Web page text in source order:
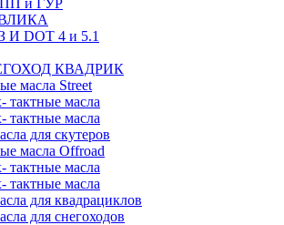
и ГУР
DOT 4 и 5.1
КВАДРИК
масла Street
тактные масла
тактные масла
для скутеров
масла Offroad
тактные масла
тактные масла
для квадрациклов
для снегоходов